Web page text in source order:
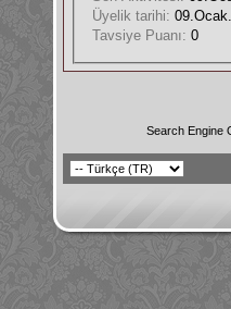
Üyelik tarihi:
Tavsiye Puanı: 0
Search Engine